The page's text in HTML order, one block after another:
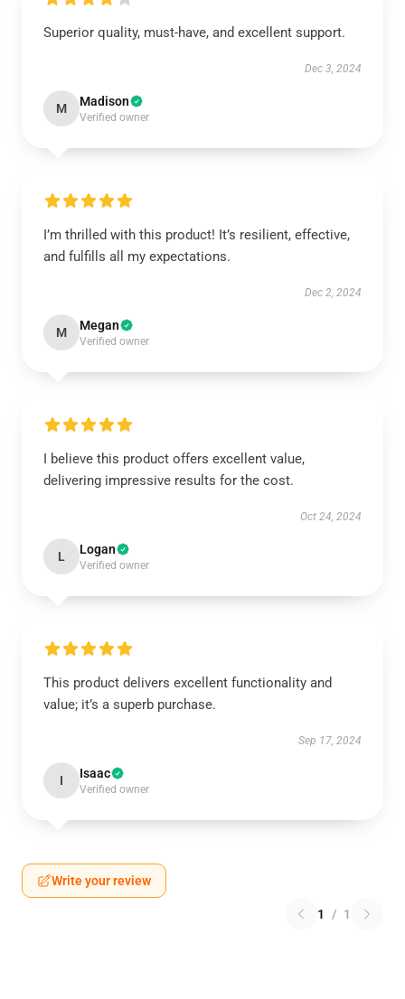
Superior quality, must-have, and excellent support.
Dec 3, 2024
M Madison
Verified owner
I’m thrilled with this product! It’s resilient, effective,
and fulfills all my expectations.
Dec 2, 2024
M Megan
Verified owner
I believe this product offers excellent value,
delivering impressive results for the cost.
Oct 24, 2024
L Logan
Verified owner
This product delivers excellent functionality and
value; it’s a superb purchase.
Sep 17, 2024
I Isaac
Verified owner
Write your review
1 / 1